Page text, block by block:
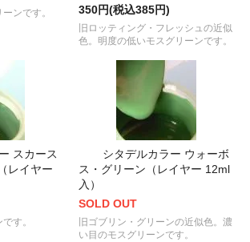
ンです。
350円(税込385円)
旧ロッティング・フレッシュの近似
色。明度の低いモスグリーンです。
スカース
レイヤー
す。
シタデルカラー ウォーボ
ス・グリーン（レイヤー 12ml
入）
SOLD OUT
旧ゴブリン・グリーンの近似色。濃
い目のモスグリーンです。